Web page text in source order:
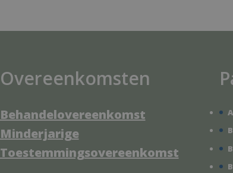
Overeenkomsten
Behandelovereenkomst
Minderjarige
Toestemmingsovereenkomst